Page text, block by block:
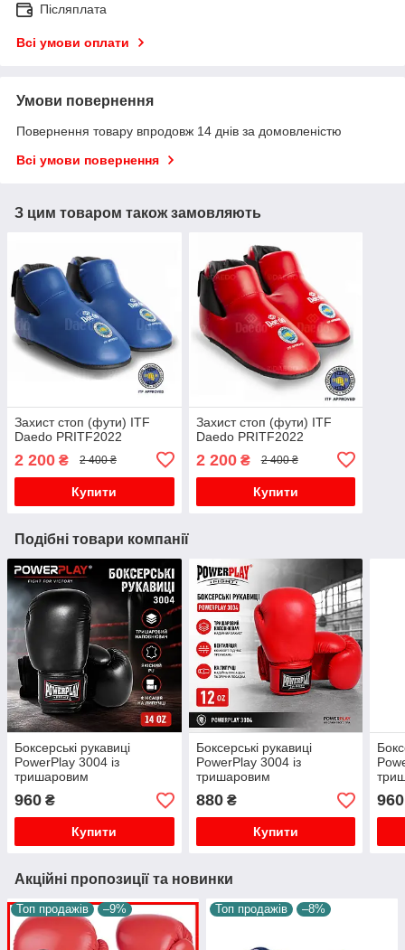
Післяплата
Всі умови оплати
Умови повернення
Повернення товару впродовж 14 днів за домовленістю
Всі умови повернення
З цим товаром також замовляють
Захист стоп (фути) ITF
Daedo PRITF2022
2 200 ₴ 2 400 ₴
Купити
Захист стоп (фути) ITF
Daedo PRITF2022
2 200₴ 2 400 ₴
Купити
Подібні товари компанії
Боксерські рукавиці
PowerPlay 3004 із
тришаровим
наповнювачем для
тренувань спарингів і
роботи на мішку PU на
липучці 14 унцій
960 ₴
Купити
Боксерські рукавиці
PowerPlay 3004 із
тришаровим
наповнювачем для
тренувань спарингів і
роботи на мішку
вентиляція на липучі 12 oz
880₴
Купити
960
Акційні пропозиції та новинки
Топ продажів –9% Топ продажів –8%